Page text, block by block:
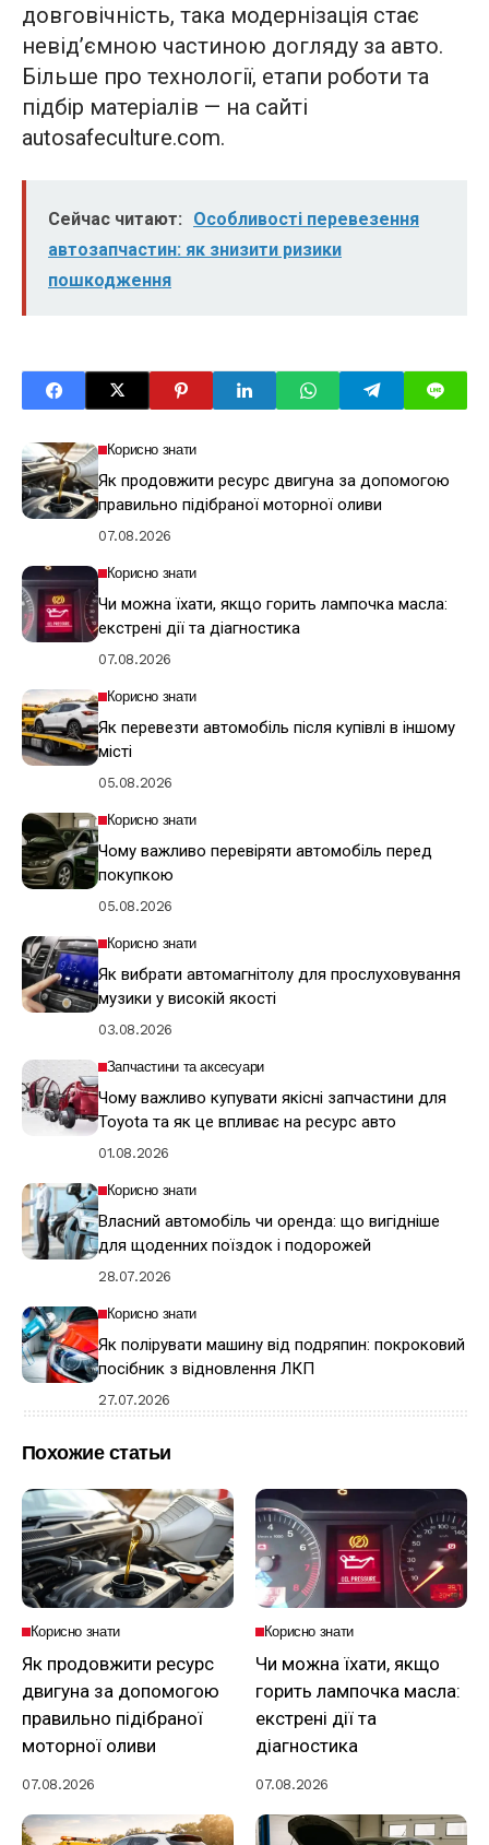
довговічність, така модернізація стає
невід’ємною частиною догляду за авто.
Більше про технології, етапи роботи та
підбір матеріалів — на сайті
autosafeculture.com.
Сейчас читают:
Особливості перевезення
автозапчастин: як знизити ризики
пошкодження
Корисно знати
Як продовжити ресурс двигуна за допомогою
правильно підібраної моторної оливи
07.08.2026
Корисно знати
Чи можна їхати, якщо горить лампочка масла:
екстрені дії та діагностика
07.08.2026
Корисно знати
Як перевезти автомобіль після купівлі в іншому
місті
05.08.2026
Корисно знати
Чому важливо перевіряти автомобіль перед
покупкою
05.08.2026
Корисно знати
Як вибрати автомагнітолу для прослуховування
музики у високій якості
03.08.2026
Запчастини та аксесуари
Чому важливо купувати якісні запчастини для
Toyota та як це впливає на ресурс авто
01.08.2026
Корисно знати
Власний автомобіль чи оренда: що вигідніше
для щоденних поїздок і подорожей
28.07.2026
Корисно знати
Як полірувати машину від подряпин: покроковий
посібник з відновлення ЛКП
27.07.2026
Похожие статьи
Корисно знати
Як продовжити ресурс
двигуна за допомогою
правильно підібраної
моторної оливи
07.08.2026
Корисно знати
Чи можна їхати, якщо
горить лампочка масла:
екстрені дії та
діагностика
07.08.2026